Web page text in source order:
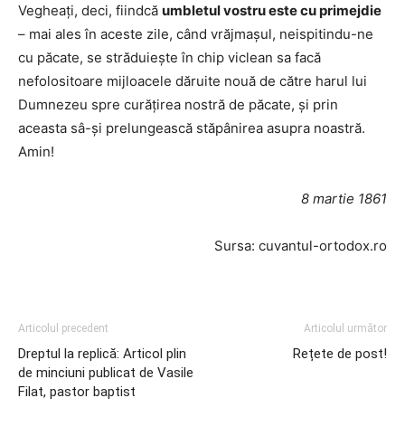
Vegheaţi, deci, fiindcă umbletul vostru este cu primejdie
– mai ales în aceste zile, când vrăjmaşul, neispitindu-ne
cu păcate, se străduieşte în chip viclean sa facă
nefolositoare mijloacele dăruite nouă de către harul lui
Dumnezeu spre curăţirea nostră de păcate, şi prin
aceasta sâ-şi prelungească stăpânirea asupra noastră.
Amin!
8 martie 1861
Sursa: cuvantul-ortodox.ro
Articolul precedent
Dreptul la replică: Articol plin
de minciuni publicat de Vasile
Filat, pastor baptist
Articolul următor
Rețete de post!